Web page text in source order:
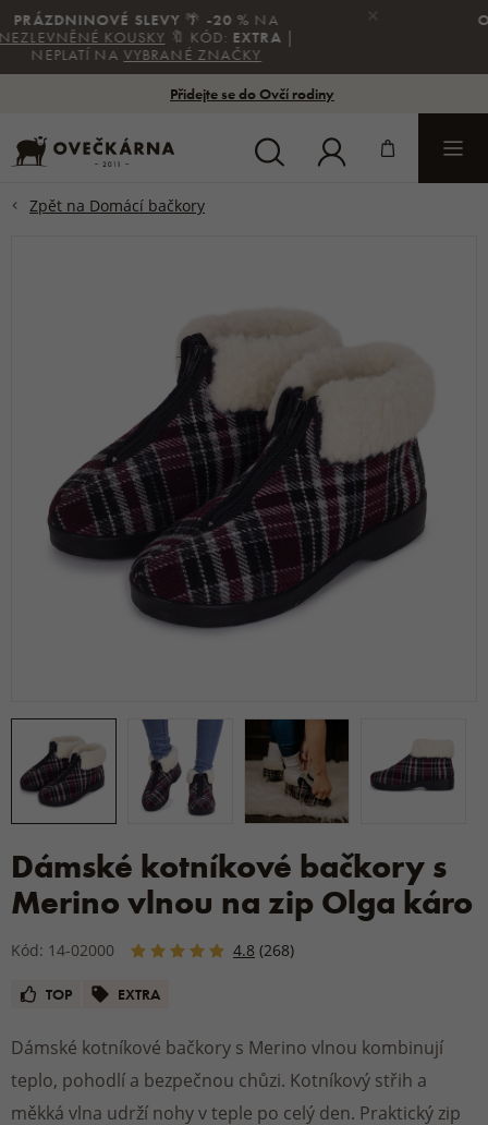
× OSVĚŽTE SVÉ LETNÍ OUTFITY ☀️
NA VYBRANOUOBUV
VYBRANÉ
Přidejte se do Ovčí rodiny
Dámské kotníkové bačkory s
Merino vlnou na zip Olga káro
Kód: 14-02000 4.8 (268)
TOP EXTRA
Dámské kotníkové bačkory s Merino vlnou kombinují
teplo, pohodlí a bezpečnou chůzi. Kotníkový střih a
měkká vlna udrží nohy v teple po celý den. Praktický zip